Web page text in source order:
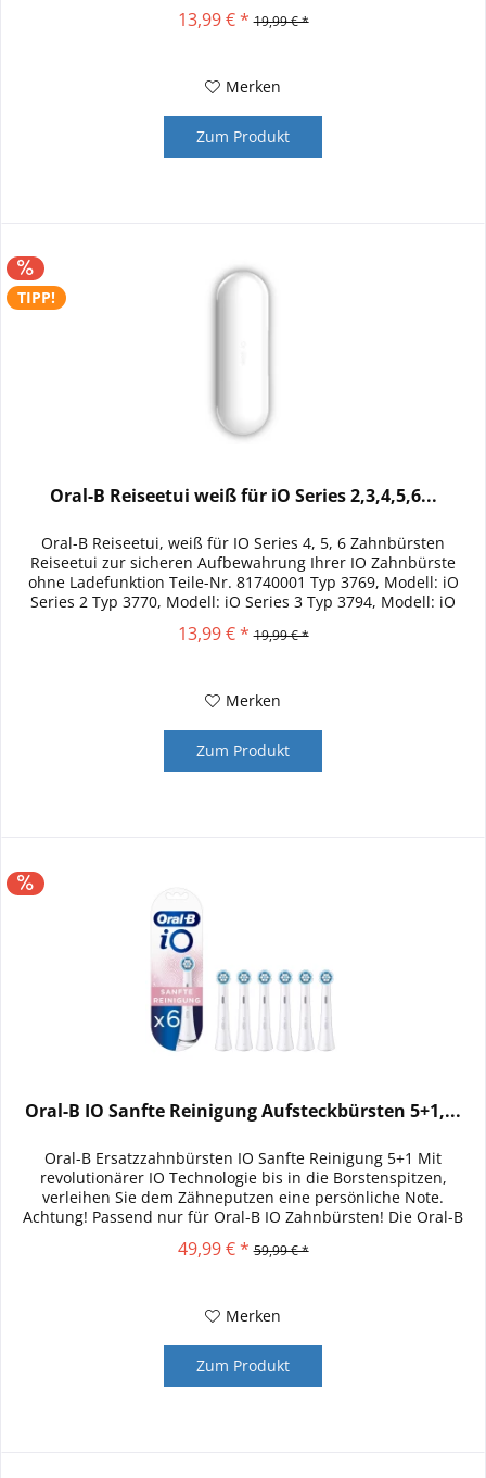
13,99 € * 19,99 € *
Merken
Zum Produkt
TIPP!
Oral-B Reiseetui weiß für iO Series 2,3,4,5,6...
Oral-B Reiseetui, weiß für IO Series 4, 5, 6 Zahnbürsten
Reiseetui zur sicheren Aufbewahrung Ihrer IO Zahnbürste
ohne Ladefunktion Teile-Nr. 81740001 Typ 3769, Modell: iO
Series 2 Typ 3770, Modell: iO Series 3 Typ 3794, Modell: iO
13,99 € * 19,99 € *
Merken
Zum Produkt
Oral-B IO Sanfte Reinigung Aufsteckbürsten 5+1,...
Oral-B Ersatzzahnbürsten IO Sanfte Reinigung 5+1 Mit
revolutionärer IO Technologie bis in die Borstenspitzen,
verleihen Sie dem Zähneputzen eine persönliche Note.
Achtung! Passend nur für Oral-B IO Zahnbürsten! Die Oral-B
49,99 € * 59,99 € *
Merken
Zum Produkt